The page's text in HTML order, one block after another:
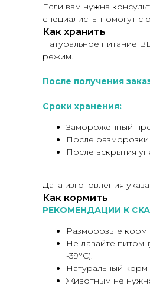
Если вам нужна
специалисты помогут с
Как хранить
Натуральное питание
режим.
После получения
Сроки хранения:
Замороженный
После разморозки
После вскрытия
Дата изготовления
Как кормить
РЕКОМЕНДАЦИИ К
Разморозьте корм
Не давайте
-39°С).
Натуральный
Животным не